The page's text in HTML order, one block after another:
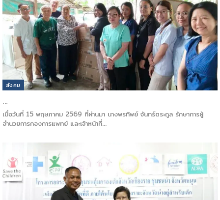
สังคม
…
เมื่อวันที่ 15 พฤษภาคม 2569 ที่ผ่านมา นางพรทิพย์ จันทร์ตระกูล รักษาการผู้
อำนวยการกองการแพทย์ และเจ้าหน้าที่…